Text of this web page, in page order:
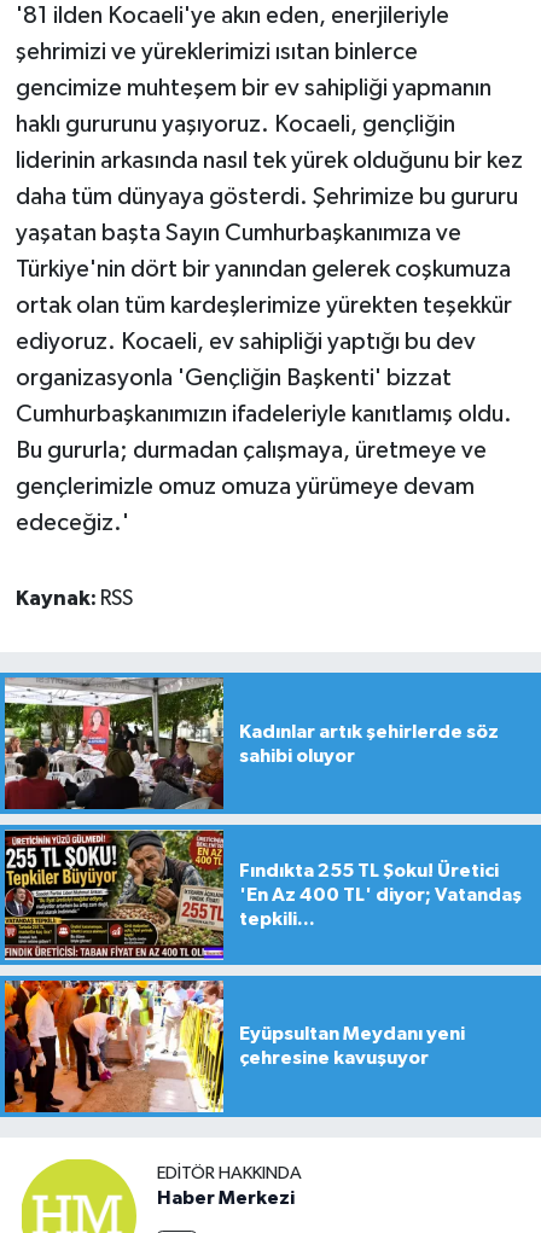
'81 ilden Kocaeli'ye akın eden, enerjileriyle
şehrimizi ve yüreklerimizi ısıtan binlerce
gencimize muhteşem bir ev sahipliği yapmanın
haklı gururunu yaşıyoruz. Kocaeli, gençliğin
liderinin arkasında nasıl tek yürek olduğunu bir kez
daha tüm dünyaya gösterdi. Şehrimize bu gururu
yaşatan başta Sayın Cumhurbaşkanımıza ve
Türkiye'nin dört bir yanından gelerek coşkumuza
ortak olan tüm kardeşlerimize yürekten teşekkür
ediyoruz. Kocaeli, ev sahipliği yaptığı bu dev
organizasyonla 'Gençliğin Başkenti' bizzat
Cumhurbaşkanımızın ifadeleriyle kanıtlamış oldu.
Bu gururla; durmadan çalışmaya, üretmeye ve
gençlerimizle omuz omuza yürümeye devam
edeceğiz.'
Kaynak: RSS
Kadınlar artık şehirlerde söz
sahibi oluyor
Fındıkta 255 TL Şoku! Üretici
'En Az 400 TL' diyor; Vatandaş
tepkili...
Eyüpsultan Meydanı yeni
çehresine kavuşuyor
EDITÖR HAKKINDA
Haber Merkezi